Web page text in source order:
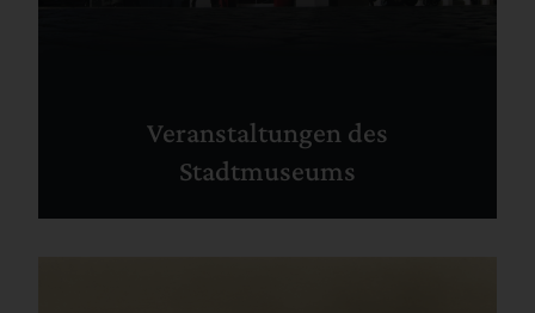
Veranstaltungen des
Stadtmuseums